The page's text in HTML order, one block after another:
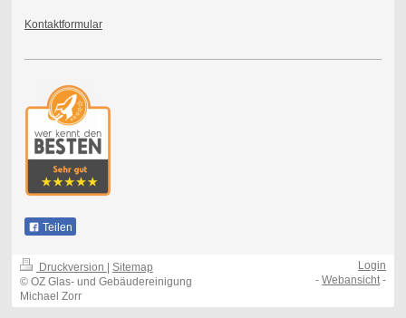
Kontaktformular
Teilen
Druckversion
Sitemap
© OZ Glas- und Gebäudereinigung
Michael Zorr
Login
-Webansicht-